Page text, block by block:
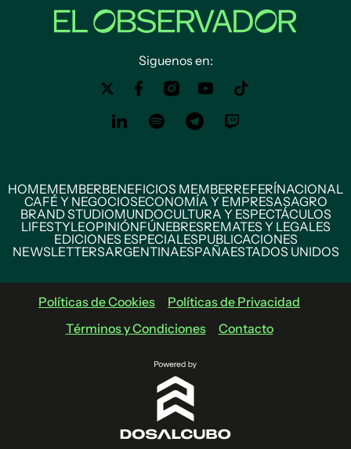
Siguenos en:
HOMEMEMBERBENEFICIOS MEMBERREFERÍNACIONAL
CAFÉ Y NEGOCIOSECONOMÍA Y EMPRESASAGRO
BRAND STUDIOMUNDOCULTURA Y ESPECTÁCULOS
LIFESTYLEOPINIÓNFÚNEBRESREMATES Y LEGALES
EDICIONES ESPECIALESPUBLICACIONES
NEWSLETTERSARGENTINAESPAÑAESTADOS UNIDOS
Políticas de Cookies
Políticas de Privacidad
Términos y Condiciones
Contacto